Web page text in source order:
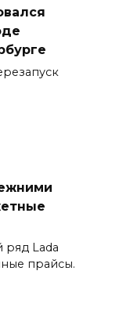
ряд Lada
прайсы.